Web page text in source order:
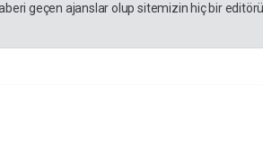
geçen ajanslar olup sitemizin hiç bir